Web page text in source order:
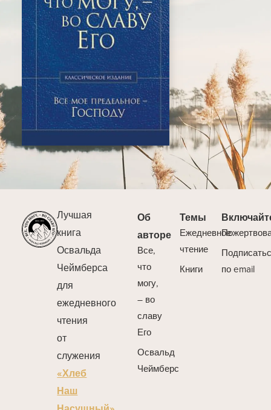
Лучшая
книга
Освальда
Чеймберса
для
ежедневного
чтения
от
служения
«Хлеб
Наш
Об
авторе
Все,
что
могу,
– во
славу
Его
Освальд
Чеймберс
Темы
Ежедневное
чтение
Книги
по email